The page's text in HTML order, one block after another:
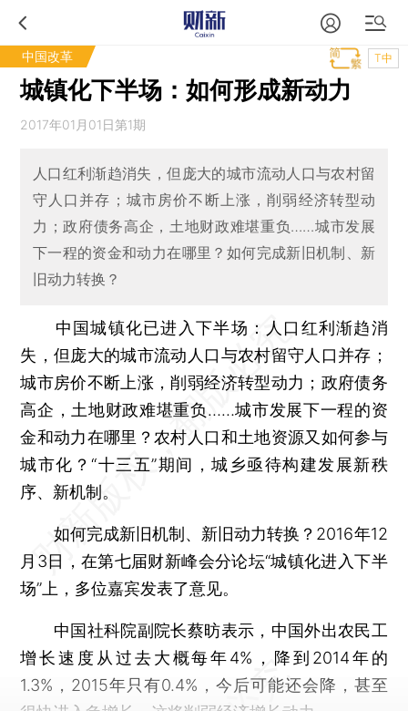
中国改革 T中
城镇化下半场：如何形成新动力
2017年01月01日第1期
人口红利渐趋消失，但庞大的城市流动人口与农村留
守人口并存；城市房价不断上涨，削弱经济转型动
力；政府债务高企，土地财政难堪重负……城市发展
下一程的资金和动力在哪里？如何完成新旧机制、新
旧动力转换？
中国城镇化已进入下半场：人口红利渐趋消
失，但庞大的城市流动人口与农村留守人口并存；
城市房价不断上涨，削弱经济转型动力；政府债务
高企，土地财政难堪重负……城市发展下一程的资
金和动力在哪里？农村人口和土地资源又如何参与
城市化？“十三五”期间，城乡亟待构建发展新秩
序、新机制。
如何完成新旧机制、新旧动力转换？2016年12
月3日，在第七届财新峰会分论坛“城镇化进入下半
场”上，多位嘉宾发表了意见。
中国社科院副院长蔡昉表示，中国外出农民工
增长速度从过去大概每年4%，降到2014年的
1.3%，2015年只有0.4%，今后可能还会降，甚至